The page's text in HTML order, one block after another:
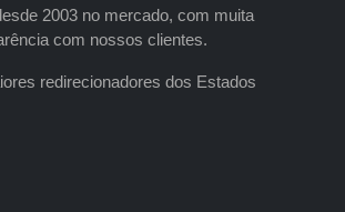
2003 no mercado, com muita
com nossos clientes.
redirecionadores dos Estados